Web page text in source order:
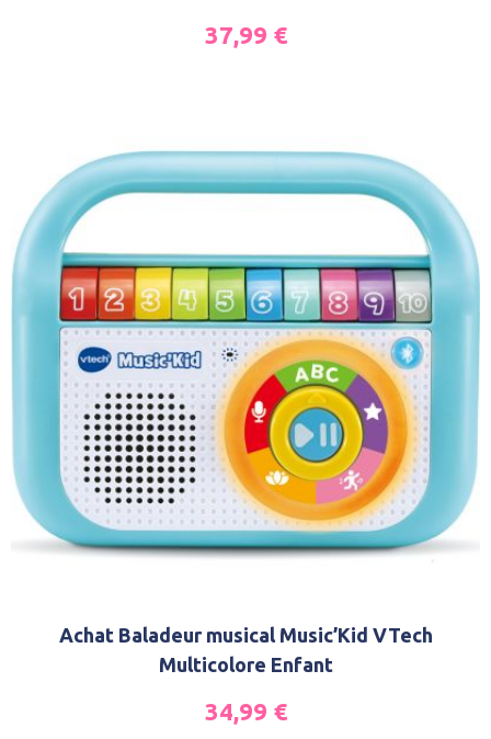
37,99 €
Achat Baladeur musical Music’Kid VTech
Multicolore Enfant
34,99 €